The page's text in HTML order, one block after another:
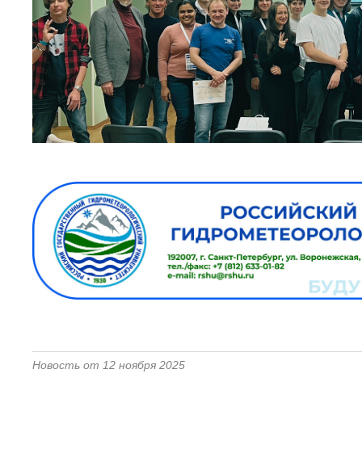
Новость от 12 ноября 2025